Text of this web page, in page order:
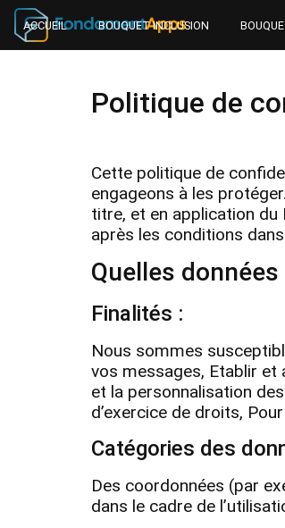
ACCUEIL BOUQUET INCLUSION
Politique de
Cette politique de
engageons à les
titre, et en application du
après les conditions
Quelles
Finalités :
Nous sommes
vos messages, Etablir et
et la personnalisation
d’exercice de droits,
Catégories des
Des coordonnées (par
dans le cadre de